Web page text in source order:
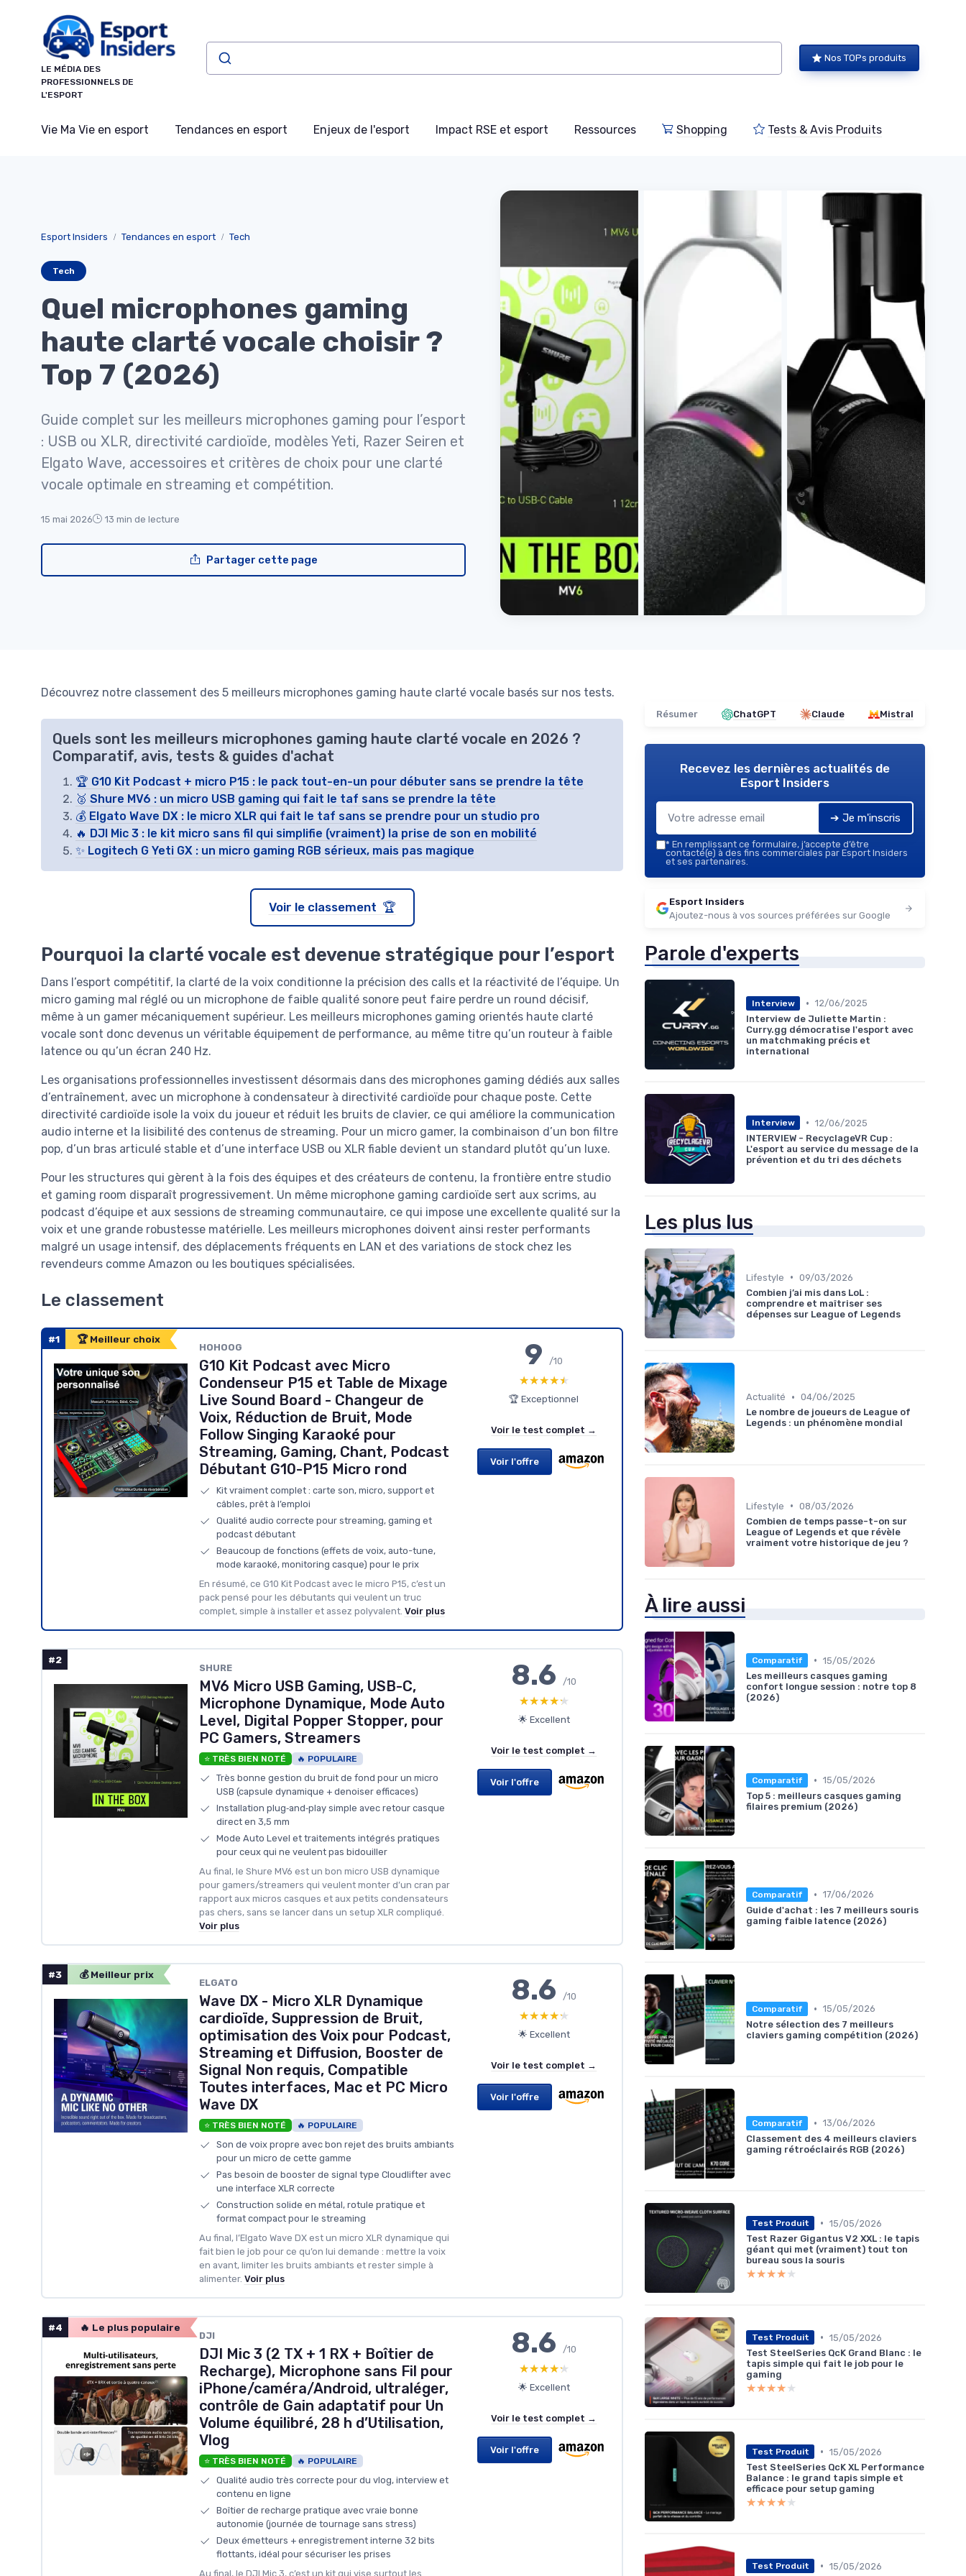
LE MÉDIA DES
PROFESSIONNELS DE
L'ESPORT
Nos TOPs produits
Vie Ma Vie en esport Tendances en esport Enjeux de l'esport Impact RSE et esport Ressources Shopping Tests & Avis Produits
Esport Insiders Tendances en esport Tech
Tech
Quel microphones gaming
haute clarté vocale choisir ?
Top 7 (2026)
Guide complet sur les meilleurs microphones gaming pour l’esport
: USB ou XLR, directivité cardioïde, modèles Yeti, Razer Seiren et
Elgato Wave, accessoires et critères de choix pour une clarté
vocale optimale en streaming et compétition.
15 mai 2026 13 min de lecture
Partager cette page
Découvrez notre classement des 5 meilleurs microphones gaming haute clarté vocale basés sur nos tests.
Quels sont les meilleurs microphones gaming haute clarté vocale en 2026 ?
Comparatif, avis, tests & guides d'achat
🏆 G10 Kit Podcast + micro P15 : le pack tout-en-un pour débuter sans se prendre la tête
🥈 Shure MV6 : un micro USB gaming qui fait le taf sans se prendre la tête
💰 Elgato Wave DX : le micro XLR qui fait le taf sans se prendre pour un studio pro
🔥 DJI Mic 3 : le kit micro sans fil qui simplifie (vraiment) la prise de son en mobilité
✨ Logitech G Yeti GX : un micro gaming RGB sérieux, mais pas magique
Voir le classement 🏆
Pourquoi la clarté vocale est devenue stratégique pour l’esport
Dans l’esport compétitif, la clarté de la voix conditionne la précision des calls et la réactivité de l’équipe. Un
micro gaming mal réglé ou un microphone de faible qualité sonore peut faire perdre un round décisif,
même à un gamer mécaniquement supérieur. Les meilleurs microphones gaming orientés haute clarté
vocale sont donc devenus un véritable équipement de performance, au même titre qu’un routeur à faible
latence ou qu’un écran 240 Hz.
Les organisations professionnelles investissent désormais dans des microphones gaming dédiés aux salles
d’entraînement, avec un microphone à condensateur à directivité cardioïde pour chaque poste. Cette
directivité cardioïde isole la voix du joueur et réduit les bruits de clavier, ce qui améliore la communication
audio interne et la lisibilité des contenus de streaming. Pour un micro gamer, la combinaison d’un bon filtre
pop, d’un bras articulé stable et d’une interface USB ou XLR fiable devient un standard plutôt qu’un luxe.
Pour les structures qui gèrent à la fois des équipes et des créateurs de contenu, la frontière entre studio
et gaming room disparaît progressivement. Un même microphone gaming cardioïde sert aux scrims, au
podcast d’équipe et aux sessions de streaming communautaire, ce qui impose une excellente qualité sur la
voix et une grande robustesse matérielle. Les meilleurs microphones doivent ainsi rester performants
malgré un usage intensif, des déplacements fréquents en LAN et des variations de stock chez les
revendeurs comme Amazon ou les boutiques spécialisées.
Le classement
#1 🏆 Meilleur choix
HOHOOG
G10 Kit Podcast avec Micro
Condenseur P15 et Table de Mixage
Live Sound Board - Changeur de
Voix, Réduction de Bruit, Mode
Follow Singing Karaoké pour
Streaming, Gaming, Chant, Podcast
Débutant G10-P15 Micro rond
Kit vraiment complet : carte son, micro, support et
câbles, prêt à l’emploi
Qualité audio correcte pour streaming, gaming et
podcast débutant
Beaucoup de fonctions (effets de voix, auto-tune,
mode karaoké, monitoring casque) pour le prix
En résumé, ce G10 Kit Podcast avec le micro P15, c’est un
pack pensé pour les débutants qui veulent un truc
complet, simple à installer et assez polyvalent. Voir plus
9/10
★★★★★
★★★★★
🏆 Exceptionnel
Voir le test complet →
Voir l'offre
#2
SHURE
MV6 Micro USB Gaming, USB-C,
Microphone Dynamique, Mode Auto
Level, Digital Popper Stopper, pour
PC Gamers, Streamers
⭐ TRÈS BIEN NOTÉ 🔥 POPULAIRE
Très bonne gestion du bruit de fond pour un micro
USB (capsule dynamique + denoiser efficaces)
Installation plug‑and‑play simple avec retour casque
direct en 3,5 mm
Mode Auto Level et traitements intégrés pratiques
pour ceux qui ne veulent pas bidouiller
Au final, le Shure MV6 est un bon micro USB dynamique
pour gamers/streamers qui veulent monter d’un cran par
rapport aux micros casques et aux petits condensateurs
pas chers, sans se lancer dans un setup XLR compliqué.
Voir plus
8.6/10
★★★★★
★★★★★
🌟 Excellent
Voir le test complet →
Voir l'offre
#3 💰 Meilleur prix
ELGATO
Wave DX - Micro XLR Dynamique
cardioïde, Suppression de Bruit,
optimisation des Voix pour Podcast,
Streaming et Diffusion, Booster de
Signal Non requis, Compatible
Toutes interfaces, Mac et PC Micro
Wave DX
⭐ TRÈS BIEN NOTÉ 🔥 POPULAIRE
Son de voix propre avec bon rejet des bruits ambiants
pour un micro de cette gamme
Pas besoin de booster de signal type Cloudlifter avec
une interface XLR correcte
Construction solide en métal, rotule pratique et
format compact pour le streaming
Au final, l’Elgato Wave DX est un micro XLR dynamique qui
fait bien le job pour ce qu’on lui demande : mettre la voix
en avant, limiter les bruits ambiants et rester simple à
alimenter. Voir plus
8.6/10
★★★★★
★★★★★
🌟 Excellent
Voir le test complet →
Voir l'offre
#4 🔥 Le plus populaire
DJI
DJI Mic 3 (2 TX + 1 RX + Boîtier de
Recharge), Microphone sans Fil pour
iPhone/caméra/Android, ultraléger,
contrôle de Gain adaptatif pour Un
Volume équilibré, 28 h d’Utilisation,
Vlog
⭐ TRÈS BIEN NOTÉ 🔥 POPULAIRE
Qualité audio très correcte pour du vlog, interview et
contenu en ligne
Boîtier de recharge pratique avec vraie bonne
autonomie (journée de tournage sans stress)
Deux émetteurs + enregistrement interne 32 bits
flottants, idéal pour sécuriser les prises
Au final, le DJI Mic 3, c’est un kit qui vise surtout les
8.6/10
★★★★★
★★★★★
🌟 Excellent
Voir le test complet →
Voir l'offre
Résumer ChatGPT Claude Mistral
Recevez les dernières actualités de
Esport Insiders
➔ Je m'inscris
* En remplissant ce formulaire, j’accepte d’être
contacté(e) à des fins commerciales par Esport Insiders
et ses partenaires.
Esport Insiders
Ajoutez-nous à vos sources préférées sur Google
Parole d'experts
Interview • 12/06/2025
Interview de Juliette Martin :
Curry.gg démocratise l'esport avec
un matchmaking précis et
international
Interview • 12/06/2025
INTERVIEW - RecyclageVR Cup :
L'esport au service du message de la
prévention et du tri des déchets
Les plus lus
Lifestyle • 09/03/2026
Combien j’ai mis dans LoL :
comprendre et maîtriser ses
dépenses sur League of Legends
Actualité • 04/06/2025
Le nombre de joueurs de League of
Legends : un phénomène mondial
Lifestyle • 08/03/2026
Combien de temps passe-t-on sur
League of Legends et que révèle
vraiment votre historique de jeu ?
À lire aussi
Comparatif • 15/05/2026
Les meilleurs casques gaming
confort longue session : notre top 8
(2026)
Comparatif • 15/05/2026
Top 5 : meilleurs casques gaming
filaires premium (2026)
Comparatif • 17/06/2026
Guide d'achat : les 7 meilleurs souris
gaming faible latence (2026)
Comparatif • 15/05/2026
Notre sélection des 7 meilleurs
claviers gaming compétition (2026)
Comparatif • 13/06/2026
Classement des 4 meilleurs claviers
gaming rétroéclairés RGB (2026)
Test Produit • 15/05/2026
Test Razer Gigantus V2 XXL : le tapis
géant qui met (vraiment) tout ton
bureau sous la souris
★★★★★
★★★★★
Test Produit • 15/05/2026
Test SteelSeries QcK Grand Blanc : le
tapis simple qui fait le job pour le
gaming
★★★★★
★★★★★
Test Produit • 15/05/2026
Test SteelSeries QcK XL Performance
Balance : le grand tapis simple et
efficace pour setup gaming
★★★★★
★★★★★
Test Produit • 15/05/2026